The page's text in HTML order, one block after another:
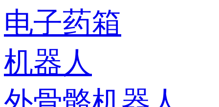
电子药箱
机器人